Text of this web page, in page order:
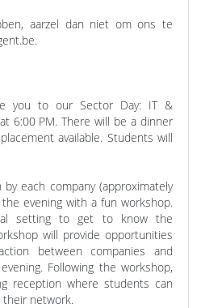
aarzel dan niet om ons te
you to our Sector Day: IT &
6:00 PM. There will be a dinner
available. Students will
each company (approximately
evening with a fun workshop.
setting to get to know the
will provide opportunities
between companies and
Following the workshop,
reception where students can
network.